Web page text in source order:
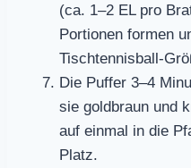
(ca. 1–2 EL pro
Portionen formen
Tischtennisball-
Die Puffer 3–4
sie goldbraun und
auf einmal in die
Platz.